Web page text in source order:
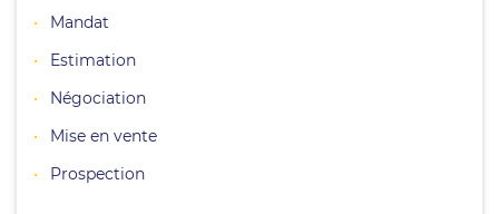
Mandat
Estimation
Négociation
Mise en vente
Prospection